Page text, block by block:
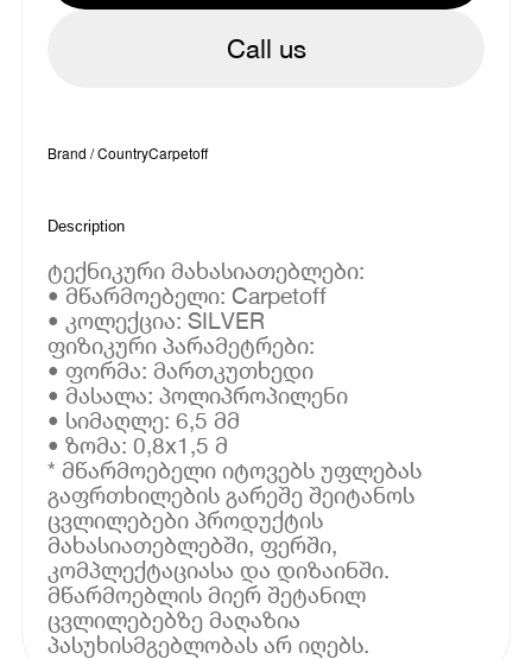
Call us
Brand / CountryCarpetoff
Description
ტექნიკური მახასიათებლები:
• მწარმოებელი: Carpetoff
• კოლექცია: SILVER
ფიზიკური პარამეტრები:
• ფორმა: მართკუთხედი
• მასალა: პოლიპროპილენი
• სიმაღლე: 6,5 მმ
• ზომა: 0,8x1,5 მ
* მწარმოებელი იტოვებს უფლებას
გაფრთხილების გარეშე შეიტანოს
ცვლილებები პროდუქტის
მახასიათებლებში, ფერში,
კომპლექტაციასა და დიზაინში.
მწარმოებლის მიერ შეტანილ
ცვლილებებზე მაღაზია
პასუხისმგებლობას არ იღებს.